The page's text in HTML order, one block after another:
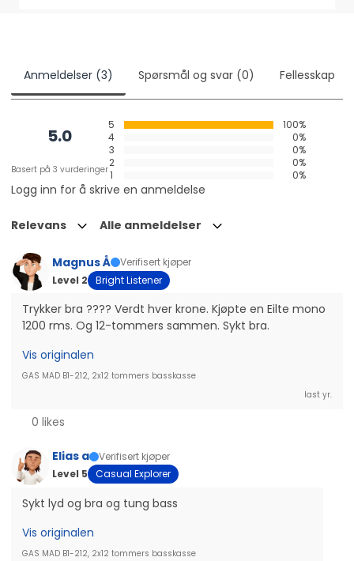
Anmeldelser (3) Spørsmål og svar (0) Fellesskap
5.0
Basert på 3 vurderinger
5
100%
4
0%
3
0%
2
0%
1
0%
Logg inn for å skrive en anmeldelse
Relevans Alle anmeldelser
Magnus Å
Verifisert kjøper
Level 2
Bright Listener
Trykker bra ???? Verdt hver krone. Kjøpte en Eilte mono
1200 rms. Og 12-tommers sammen. Sykt bra.
Vis originalen
GAS MAD B1-212, 2x12 tommers basskasse
last yr.
0 likes
Elias a
Verifisert kjøper
Level 5
Casual Explorer
Sykt lyd og bra og tung bass
Vis originalen
GAS MAD B1-212, 2x12 tommers basskasse